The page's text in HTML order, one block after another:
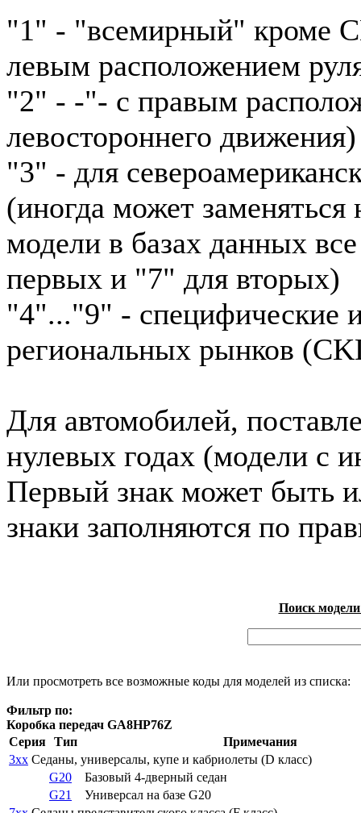
"1" - "всемирный" кроме
левым расположением
"2" - -"- с правым
левостороннего движения)
"3" - для
(иногда может
модели в базах данных
первых и "7" для вторых)
"4"..."9" - специфические
региональных рынков
Для автомобилей,
нулевых годах (модели с
Первый знак может быть
знаки заполняются по
Поиск
Или просмотреть все возможные коды для моделей из списка:
Фильтр по:
Коробка передач GA8HP76Z
Серия Тип
Примечания
3xx Седаны, универсалы, купе и кабриолеты (D класс)
G20
Базовый 4-дверный седан
G21
Универсал на базе G20